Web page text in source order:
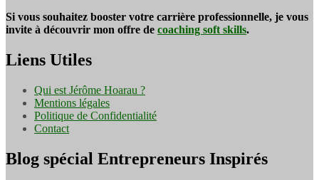
Si vous souhaitez booster votre carrière professionnelle, je vous
invite à découvrir mon offre de coaching soft skills.
Liens Utiles
Qui est Jérôme Hoarau ?
Mentions légales
Politique de Confidentialité
Contact
Blog spécial Entrepreneurs Inspirés